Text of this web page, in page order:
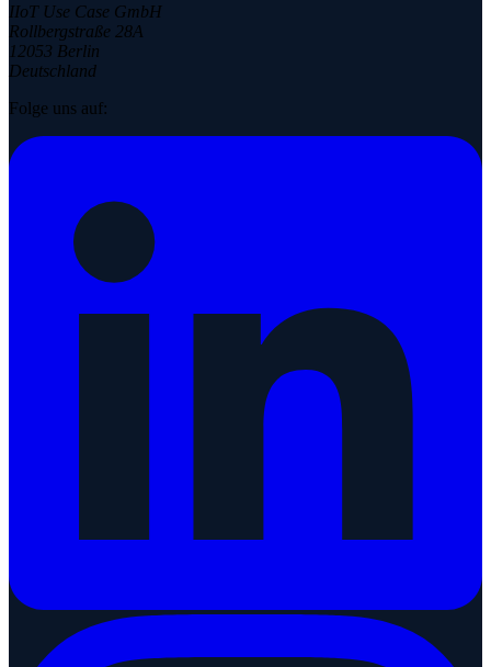
IIoT Use Case GmbH
Rollbergstraße 28A
12053 Berlin
Deutschland
Folge uns auf: